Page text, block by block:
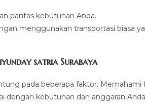
pantas kebutuhan Anda.
menggunakan transportasi biasa
satria Surabaya
pada beberapa faktor.
dengan kebutuhan dan anggaran